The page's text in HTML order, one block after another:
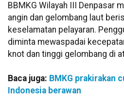
BBMKG Wilayah III Denpasar
angin dan gelombang laut
keselamatan pelayaran.
diminta mewaspadai
knot dan tinggi gelombang di
Baca juga: BMKG prakirakan
Indonesia berawan